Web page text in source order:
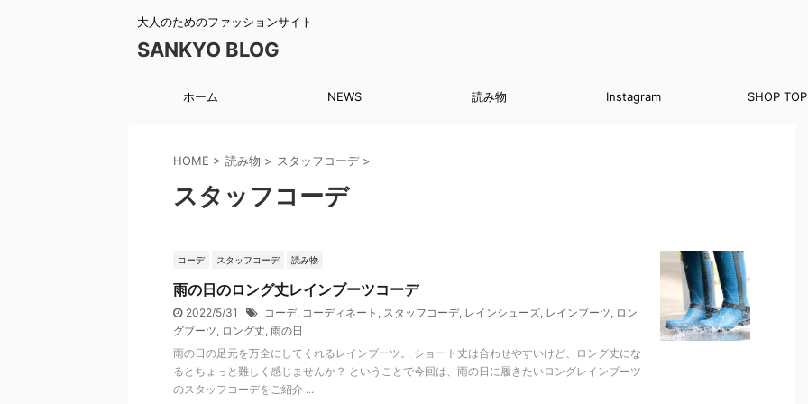
大人のためのファッションサイト
SANKYO BLOG
ホーム NEWS 読み物 Instagram SHOP TOP
HOME > 読み物 > スタッフコーデ >
スタッフコーデ
コーデ スタッフコーデ 読み物
雨の日のロング丈レインブーツコーデ
2022/5/31 コーデ, コーディネート , スタッフコーデ, レインシューズ, レインブーツ, ロン
グブーツ, ロング丈, 雨の日
雨の日の足元を万全にしてくれるレインブーツ。 ショート丈は合わせやすいけど、ロング丈にな
るとちょっと難しく感じませんか？ ということで今回は、雨の日に履きたいロングレインブーツ
のスタッフコーデをご紹介 ...